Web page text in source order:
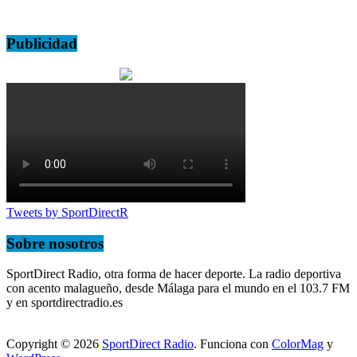
Publicidad
Tweets by SportDirectR
Sobre nosotros
SportDirect Radio, otra forma de hacer deporte. La radio deportiva
con acento malagueño, desde Málaga para el mundo en el 103.7 FM
y en sportdirectradio.es
Copyright © 2026 SportDirect Radio. Funciona con ColorMag y